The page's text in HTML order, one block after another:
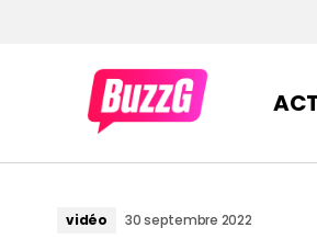
vidéo 30 septembre 2022